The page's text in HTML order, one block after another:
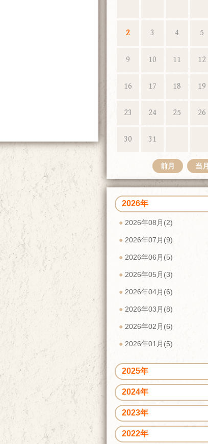
2 3 4 5
9 10 11 12
16 17 18 19
23 24 25 26
30 31
前月 当月
2026年
2026年08月(2)
2026年07月(9)
2026年06月(5)
2026年05月(3)
2026年04月(6)
2026年03月(8)
2026年02月(6)
2026年01月(5)
2025年
2024年
2023年
2022年